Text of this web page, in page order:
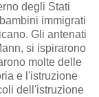
degli Stati
immigrati
Gli antenati
si ispirarono
molte delle
e l'istruzione
dell'istruzione